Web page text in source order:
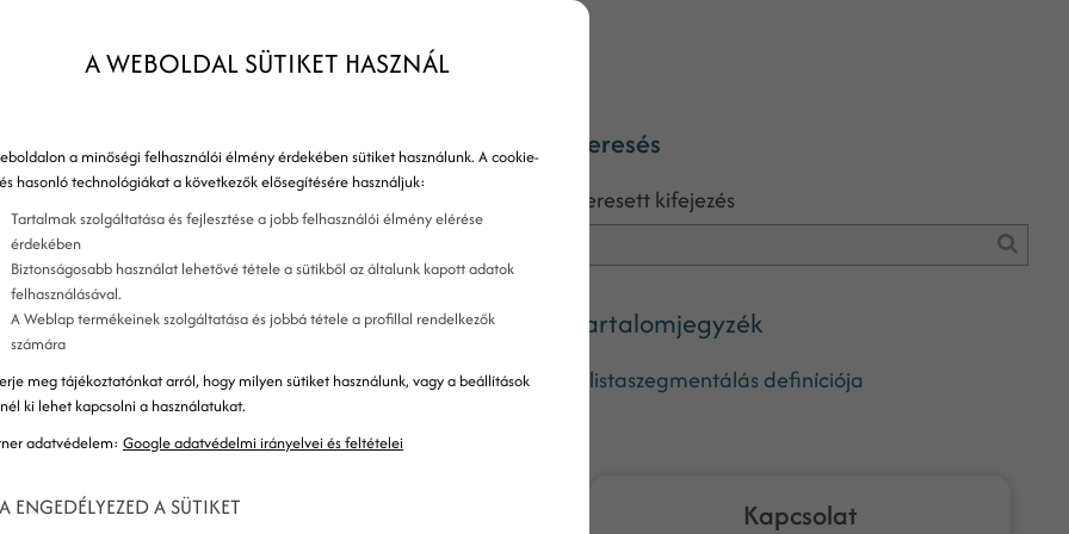
szétosztása bizonyos szempontok (érdeklődési
ezzel, hogy a különböző marketing emaileket
az üzenetek a listaszegmentálás által,
arány, illetve annál kisebb az esély rá, hogy
Keresés
Keresett kifejezés
Tartalomjegyzék
A listaszegmentálás definíciója
Kapcsolat
A WEBOLDAL SÜTIKET HASZNÁL
a minőségi felhasználói élmény érdekében sütiket használunk. A cookie-
hasonló technológiákat a következők elősegítésére használjuk:
Tartalmak szolgáltatása és fejlesztése a jobb felhasználói élmény elérése
érdekében
Biztonságosabb használat lehetővé tétele a sütikből az általunk kapott adatok
felhasználásával.
A Weblap termékeinek szolgáltatása és jobbá tétele a profillal rendelkezők
számára
meg tájékoztatónkat arról, hogy milyen sütiket használunk, vagy a beállítások
ki lehet kapcsolni a használatukat.
adatvédelem: Google adatvédelmi irányelvei és feltételei
ENGEDÉLYEZED A SÜTIKET